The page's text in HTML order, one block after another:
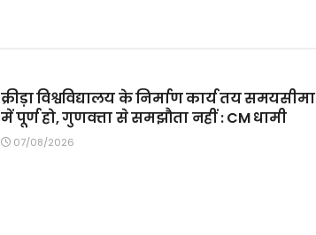
क्रीड़ा विश्वविद्यालय के निर्माण कार्य तय समयसीमा
में पूर्ण हो, गुणवत्ता से समझौता नहीं : CM धामी
07/08/2026